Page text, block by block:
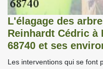
L'élagage des
Reinhardt Cédric à
68740 et ses
Les interventions qui se font